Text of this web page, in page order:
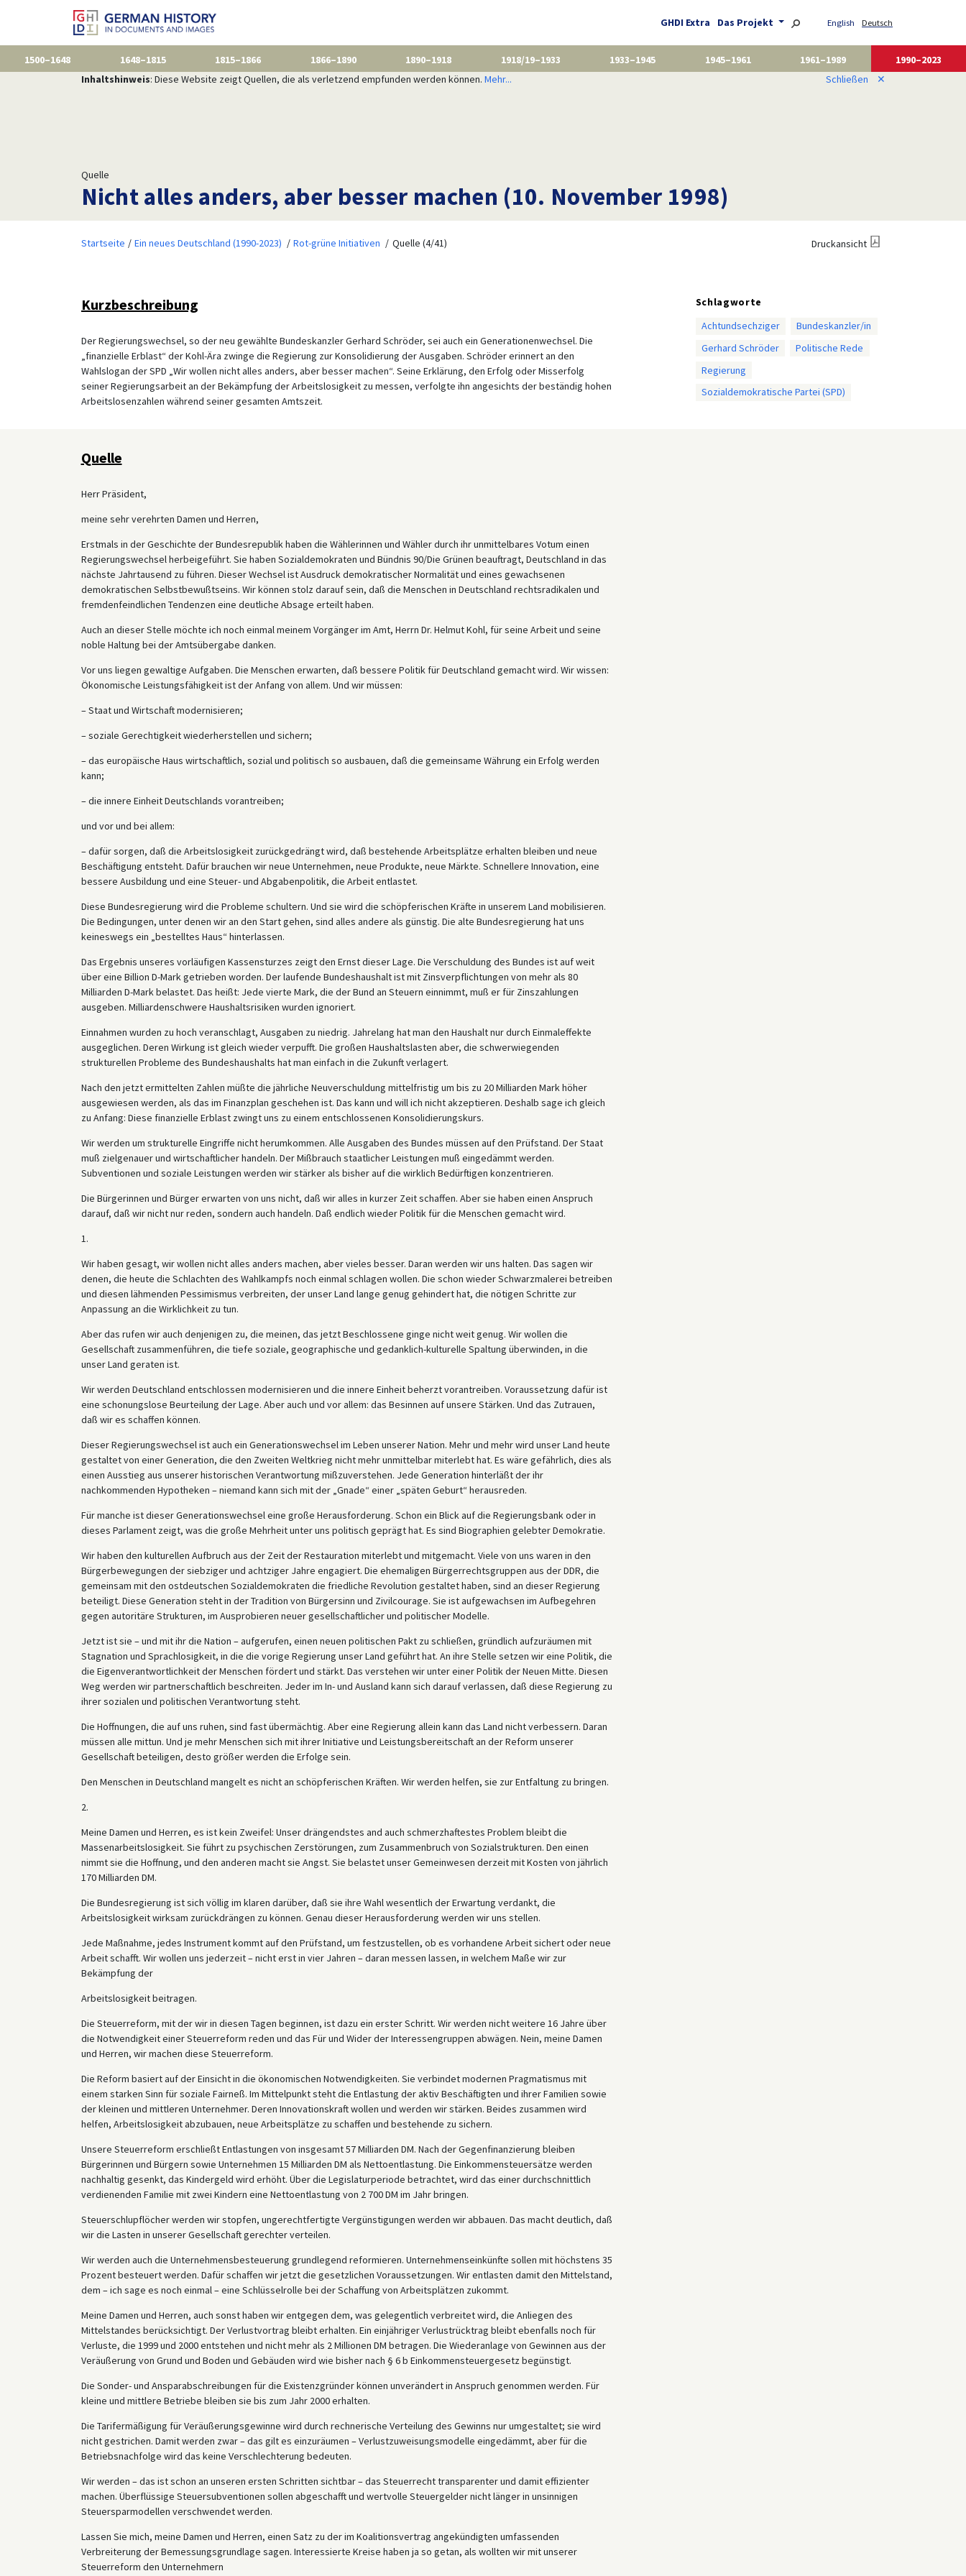
GHDI Extra Das Projekt English Deutsch
1500–1648 1648–1815 1815–1866 1866–1890 1890–1918 1918/19–1933 1933–1945 1945–1961 1961–1989
1990–2023
Inhaltshinweis: Diese Website zeigt Quellen, die als verletzend empfunden werden können. Mehr... Schließen ✕
Quelle
Nicht alles anders, aber besser machen (10. November 1998)
Startseite Ein neues Deutschland (1990-2023) Rot-grüne Initiativen Quelle (4/41) Druckansicht
Kurzbeschreibung
Der Regierungswechsel, so der neu gewählte Bundeskanzler Gerhard Schröder, sei auch ein Generationenwechsel. Die
„finanzielle Erblast“ der Kohl-Ära zwinge die Regierung zur Konsolidierung der Ausgaben. Schröder erinnert an den
Wahlslogan der SPD „Wir wollen nicht alles anders, aber besser machen“. Seine Erklärung, den Erfolg oder Misserfolg
seiner Regierungsarbeit an der Bekämpfung der Arbeitslosigkeit zu messen, verfolgte ihn angesichts der beständig hohen
Arbeitslosenzahlen während seiner gesamten Amtszeit.
Schlagworte
Achtundsechziger
Bundeskanzler/in
Gerhard Schröder
Politische Rede
Regierung
Sozialdemokratische Partei (SPD)
Quelle
Herr Präsident,
meine sehr verehrten Damen und Herren,
Erstmals in der Geschichte der Bundesrepublik haben die Wählerinnen und Wähler durch ihr unmittelbares Votum einen
Regierungswechsel herbeigeführt. Sie haben Sozialdemokraten und Bündnis 90/Die Grünen beauftragt, Deutschland in das
nächste Jahrtausend zu führen. Dieser Wechsel ist Ausdruck demokratischer Normalität und eines gewachsenen
demokratischen Selbstbewußtseins. Wir können stolz darauf sein, daß die Menschen in Deutschland rechtsradikalen und
fremdenfeindlichen Tendenzen eine deutliche Absage erteilt haben.
Auch an dieser Stelle möchte ich noch einmal meinem Vorgänger im Amt, Herrn Dr. Helmut Kohl, für seine Arbeit und seine
noble Haltung bei der Amtsübergabe danken.
Vor uns liegen gewaltige Aufgaben. Die Menschen erwarten, daß bessere Politik für Deutschland gemacht wird. Wir wissen:
Ökonomische Leistungsfähigkeit ist der Anfang von allem. Und wir müssen:
– Staat und Wirtschaft modernisieren;
– soziale Gerechtigkeit wiederherstellen und sichern;
– das europäische Haus wirtschaftlich, sozial und politisch so ausbauen, daß die gemeinsame Währung ein Erfolg werden
kann;
– die innere Einheit Deutschlands vorantreiben;
und vor und bei allem:
– dafür sorgen, daß die Arbeitslosigkeit zurückgedrängt wird, daß bestehende Arbeitsplätze erhalten bleiben und neue
Beschäftigung entsteht. Dafür brauchen wir neue Unternehmen, neue Produkte, neue Märkte. Schnellere Innovation, eine
bessere Ausbildung und eine Steuer- und Abgabenpolitik, die Arbeit entlastet.
Diese Bundesregierung wird die Probleme schultern. Und sie wird die schöpferischen Kräfte in unserem Land mobilisieren.
Die Bedingungen, unter denen wir an den Start gehen, sind alles andere als günstig. Die alte Bundesregierung hat uns
keineswegs ein „bestelltes Haus“ hinterlassen.
Das Ergebnis unseres vorläufigen Kassensturzes zeigt den Ernst dieser Lage. Die Verschuldung des Bundes ist auf weit
über eine Billion D-Mark getrieben worden. Der laufende Bundeshaushalt ist mit Zinsverpflichtungen von mehr als 80
Milliarden D-Mark belastet. Das heißt: Jede vierte Mark, die der Bund an Steuern einnimmt, muß er für Zinszahlungen
ausgeben. Milliardenschwere Haushaltsrisiken wurden ignoriert.
Einnahmen wurden zu hoch veranschlagt, Ausgaben zu niedrig. Jahrelang hat man den Haushalt nur durch Einmaleffekte
ausgeglichen. Deren Wirkung ist gleich wieder verpufft. Die großen Haushaltslasten aber, die schwerwiegenden
strukturellen Probleme des Bundeshaushalts hat man einfach in die Zukunft verlagert.
Nach den jetzt ermittelten Zahlen müßte die jährliche Neuverschuldung mittelfristig um bis zu 20 Milliarden Mark höher
ausgewiesen werden, als das im Finanzplan geschehen ist. Das kann und will ich nicht akzeptieren. Deshalb sage ich gleich
zu Anfang: Diese finanzielle Erblast zwingt uns zu einem entschlossenen Konsolidierungskurs.
Wir werden um strukturelle Eingriffe nicht herumkommen. Alle Ausgaben des Bundes müssen auf den Prüfstand. Der Staat
muß zielgenauer und wirtschaftlicher handeln. Der Mißbrauch staatlicher Leistungen muß eingedämmt werden.
Subventionen und soziale Leistungen werden wir stärker als bisher auf die wirklich Bedürftigen konzentrieren.
Die Bürgerinnen und Bürger erwarten von uns nicht, daß wir alles in kurzer Zeit schaffen. Aber sie haben einen Anspruch
darauf, daß wir nicht nur reden, sondern auch handeln. Daß endlich wieder Politik für die Menschen gemacht wird.
1.
Wir haben gesagt, wir wollen nicht alles anders machen, aber vieles besser. Daran werden wir uns halten. Das sagen wir
denen, die heute die Schlachten des Wahlkampfs noch einmal schlagen wollen. Die schon wieder Schwarzmalerei betreiben
und diesen lähmenden Pessimismus verbreiten, der unser Land lange genug gehindert hat, die nötigen Schritte zur
Anpassung an die Wirklichkeit zu tun.
Aber das rufen wir auch denjenigen zu, die meinen, das jetzt Beschlossene ginge nicht weit genug. Wir wollen die
Gesellschaft zusammenführen, die tiefe soziale, geographische und gedanklich-kulturelle Spaltung überwinden, in die
unser Land geraten ist.
Wir werden Deutschland entschlossen modernisieren und die innere Einheit beherzt vorantreiben. Voraussetzung dafür ist
eine schonungslose Beurteilung der Lage. Aber auch und vor allem: das Besinnen auf unsere Stärken. Und das Zutrauen,
daß wir es schaffen können.
Dieser Regierungswechsel ist auch ein Generationswechsel im Leben unserer Nation. Mehr und mehr wird unser Land heute
gestaltet von einer Generation, die den Zweiten Weltkrieg nicht mehr unmittelbar miterlebt hat. Es wäre gefährlich, dies als
einen Ausstieg aus unserer historischen Verantwortung mißzuverstehen. Jede Generation hinterläßt der ihr
nachkommenden Hypotheken – niemand kann sich mit der „Gnade“ einer „späten Geburt“ herausreden.
Für manche ist dieser Generationswechsel eine große Herausforderung. Schon ein Blick auf die Regierungsbank oder in
dieses Parlament zeigt, was die große Mehrheit unter uns politisch geprägt hat. Es sind Biographien gelebter Demokratie.
Wir haben den kulturellen Aufbruch aus der Zeit der Restauration miterlebt und mitgemacht. Viele von uns waren in den
Bürgerbewegungen der siebziger und achtziger Jahre engagiert. Die ehemaligen Bürgerrechtsgruppen aus der DDR, die
gemeinsam mit den ostdeutschen Sozialdemokraten die friedliche Revolution gestaltet haben, sind an dieser Regierung
beteiligt. Diese Generation steht in der Tradition von Bürgersinn und Zivilcourage. Sie ist aufgewachsen im Aufbegehren
gegen autoritäre Strukturen, im Ausprobieren neuer gesellschaftlicher und politischer Modelle.
Jetzt ist sie – und mit ihr die Nation – aufgerufen, einen neuen politischen Pakt zu schließen, gründlich aufzuräumen mit
Stagnation und Sprachlosigkeit, in die die vorige Regierung unser Land geführt hat. An ihre Stelle setzen wir eine Politik, die
die Eigenverantwortlichkeit der Menschen fördert und stärkt. Das verstehen wir unter einer Politik der Neuen Mitte. Diesen
Weg werden wir partnerschaftlich beschreiten. Jeder im In- und Ausland kann sich darauf verlassen, daß diese Regierung zu
ihrer sozialen und politischen Verantwortung steht.
Die Hoffnungen, die auf uns ruhen, sind fast übermächtig. Aber eine Regierung allein kann das Land nicht verbessern. Daran
müssen alle mittun. Und je mehr Menschen sich mit ihrer Initiative und Leistungsbereitschaft an der Reform unserer
Gesellschaft beteiligen, desto größer werden die Erfolge sein.
Den Menschen in Deutschland mangelt es nicht an schöpferischen Kräften. Wir werden helfen, sie zur Entfaltung zu bringen.
2.
Meine Damen und Herren, es ist kein Zweifel: Unser drängendstes and auch schmerzhaftestes Problem bleibt die
Massenarbeitslosigkeit. Sie führt zu psychischen Zerstörungen, zum Zusammenbruch von Sozialstrukturen. Den einen
nimmt sie die Hoffnung, und den anderen macht sie Angst. Sie belastet unser Gemeinwesen derzeit mit Kosten von jährlich
170 Milliarden DM.
Die Bundesregierung ist sich völlig im klaren darüber, daß sie ihre Wahl wesentlich der Erwartung verdankt, die
Arbeitslosigkeit wirksam zurückdrängen zu können. Genau dieser Herausforderung werden wir uns stellen.
Jede Maßnahme, jedes Instrument kommt auf den Prüfstand, um festzustellen, ob es vorhandene Arbeit sichert oder neue
Arbeit schafft. Wir wollen uns jederzeit – nicht erst in vier Jahren – daran messen lassen, in welchem Maße wir zur
Bekämpfung der
Arbeitslosigkeit beitragen.
Die Steuerreform, mit der wir in diesen Tagen beginnen, ist dazu ein erster Schritt. Wir werden nicht weitere 16 Jahre über
die Notwendigkeit einer Steuerreform reden und das Für und Wider der Interessengruppen abwägen. Nein, meine Damen
und Herren, wir machen diese Steuerreform.
Die Reform basiert auf der Einsicht in die ökonomischen Notwendigkeiten. Sie verbindet modernen Pragmatismus mit
einem starken Sinn für soziale Fairneß. Im Mittelpunkt steht die Entlastung der aktiv Beschäftigten und ihrer Familien sowie
der kleinen und mittleren Unternehmer. Deren Innovationskraft wollen und werden wir stärken. Beides zusammen wird
helfen, Arbeitslosigkeit abzubauen, neue Arbeitsplätze zu schaffen und bestehende zu sichern.
Unsere Steuerreform erschließt Entlastungen von insgesamt 57 Milliarden DM. Nach der Gegenfinanzierung bleiben
Bürgerinnen und Bürgern sowie Unternehmen 15 Milliarden DM als Nettoentlastung. Die Einkommensteuersätze werden
nachhaltig gesenkt, das Kindergeld wird erhöht. Über die Legislaturperiode betrachtet, wird das einer durchschnittlich
verdienenden Familie mit zwei Kindern eine Nettoentlastung von 2 700 DM im Jahr bringen.
Steuerschlupflöcher werden wir stopfen, ungerechtfertigte Vergünstigungen werden wir abbauen. Das macht deutlich, daß
wir die Lasten in unserer Gesellschaft gerechter verteilen.
Wir werden auch die Unternehmensbesteuerung grundlegend reformieren. Unternehmenseinkünfte sollen mit höchstens 35
Prozent besteuert werden. Dafür schaffen wir jetzt die gesetzlichen Voraussetzungen. Wir entlasten damit den Mittelstand,
dem – ich sage es noch einmal – eine Schlüsselrolle bei der Schaffung von Arbeitsplätzen zukommt.
Meine Damen und Herren, auch sonst haben wir entgegen dem, was gelegentlich verbreitet wird, die Anliegen des
Mittelstandes berücksichtigt. Der Verlustvortrag bleibt erhalten. Ein einjähriger Verlustrücktrag bleibt ebenfalls noch für
Verluste, die 1999 und 2000 entstehen und nicht mehr als 2 Millionen DM betragen. Die Wiederanlage von Gewinnen aus der
Veräußerung von Grund und Boden und Gebäuden wird wie bisher nach § 6 b Einkommensteuergesetz begünstigt.
Die Sonder- und Ansparabschreibungen für die Existenzgründer können unverändert in Anspruch genommen werden. Für
kleine und mittlere Betriebe bleiben sie bis zum Jahr 2000 erhalten.
Die Tarifermäßigung für Veräußerungsgewinne wird durch rechnerische Verteilung des Gewinns nur umgestaltet; sie wird
nicht gestrichen. Damit werden zwar – das gilt es einzuräumen – Verlustzuweisungsmodelle eingedämmt, aber für die
Betriebsnachfolge wird das keine Verschlechterung bedeuten.
Wir werden – das ist schon an unseren ersten Schritten sichtbar – das Steuerrecht transparenter und damit effizienter
machen. Überflüssige Steuersubventionen sollen abgeschafft und wertvolle Steuergelder nicht länger in unsinnigen
Steuersparmodellen verschwendet werden.
Lassen Sie mich, meine Damen und Herren, einen Satz zu der im Koalitionsvertrag angekündigten umfassenden
Verbreiterung der Bemessungsgrundlage sagen. Interessierte Kreise haben ja so getan, als wollten wir mit unserer
Steuerreform den Unternehmern